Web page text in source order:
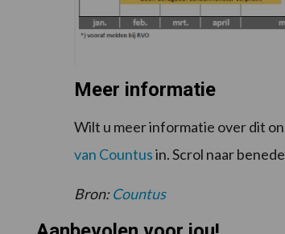
Meer informatie
Wilt u meer informatie over dit
van Countusin. Scrol naar
Bron:Countus